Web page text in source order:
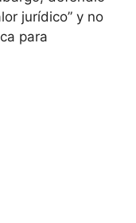
jurídico” y no
para